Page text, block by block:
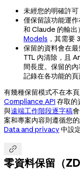
未經您的明確許可
僅保留該功能運
和 Claude 的輸出
Models ，其需要
保留的資料會在
TTL 內清除，且
間長度。保留的
記錄在各功能的頁
有幾種保留模式不在本
Compliance API 存取的
與遠端工作階段逐字稿
案和專案內容則遵循您
Data and privacy中設

零資料保留（